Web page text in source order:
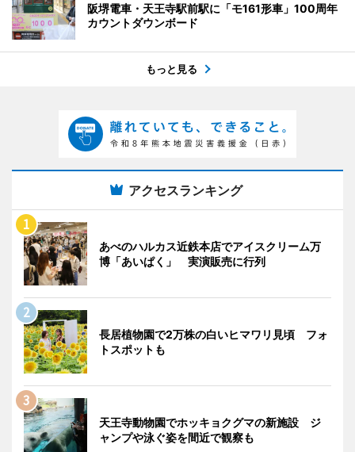
阪堺電車・天王寺駅前駅に「モ161形車」100周年
カウントダウンボード
もっと見る
アクセスランキング
あべのハルカス近鉄本店でアイスクリーム万
博「あいぱく」 実演販売に行列
長居植物園で2万株の白いヒマワリ見頃 フォ
トスポットも
天王寺動物園でホッキョクグマの新施設 ジ
ャンプや泳ぐ姿を間近で観察も